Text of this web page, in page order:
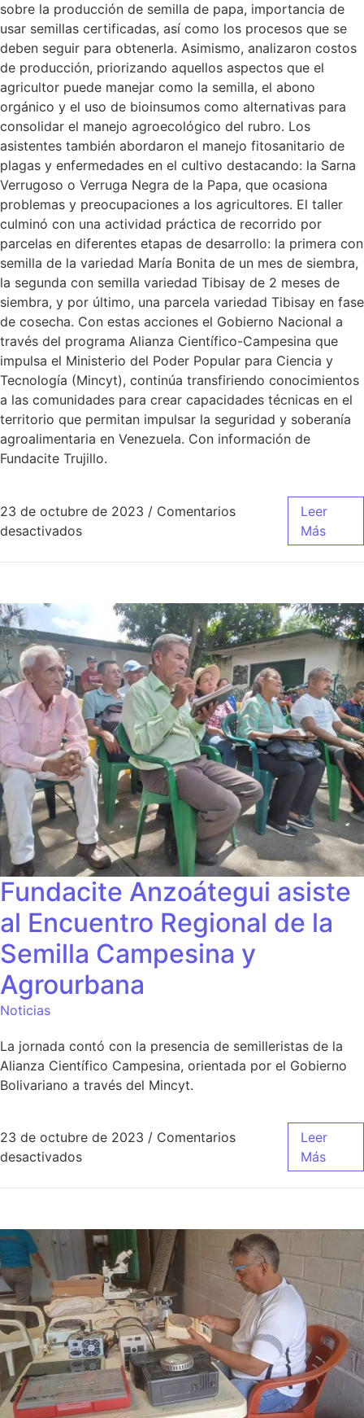
sobre la producción de semilla de papa, importancia de
usar semillas certificadas, así como los procesos que se
deben seguir para obtenerla. Asimismo, analizaron costos
de producción, priorizando aquellos aspectos que el
agricultor puede manejar como la semilla, el abono
orgánico y el uso de bioinsumos como alternativas para
consolidar el manejo agroecológico del rubro. Los
asistentes también abordaron el manejo fitosanitario de
plagas y enfermedades en el cultivo destacando: la Sarna
Verrugoso o Verruga Negra de la Papa, que ocasiona
problemas y preocupaciones a los agricultores. El taller
culminó con una actividad práctica de recorrido por
parcelas en diferentes etapas de desarrollo: la primera con
semilla de la variedad María Bonita de un mes de siembra,
la segunda con semilla variedad Tibisay de 2 meses de
siembra, y por último, una parcela variedad Tibisay en fase
de cosecha. Con estas acciones el Gobierno Nacional a
través del programa Alianza Científico-Campesina que
impulsa el Ministerio del Poder Popular para Ciencia y
Tecnología (Mincyt), continúa transfiriendo conocimientos
a las comunidades para crear capacidades técnicas en el
territorio que permitan impulsar la seguridad y soberanía
agroalimentaria en Venezuela. Con información de
Fundacite Trujillo.
23 de octubre de 2023 / Comentarios
desactivados
Leer
Más
Fundacite Anzoátegui asiste
al Encuentro Regional de la
Semilla Campesina y
Agrourbana
Noticias
La jornada contó con la presencia de semilleristas de la
Alianza Científico Campesina, orientada por el Gobierno
Bolivariano a través del Mincyt.
23 de octubre de 2023 / Comentarios
desactivados
Leer
Más